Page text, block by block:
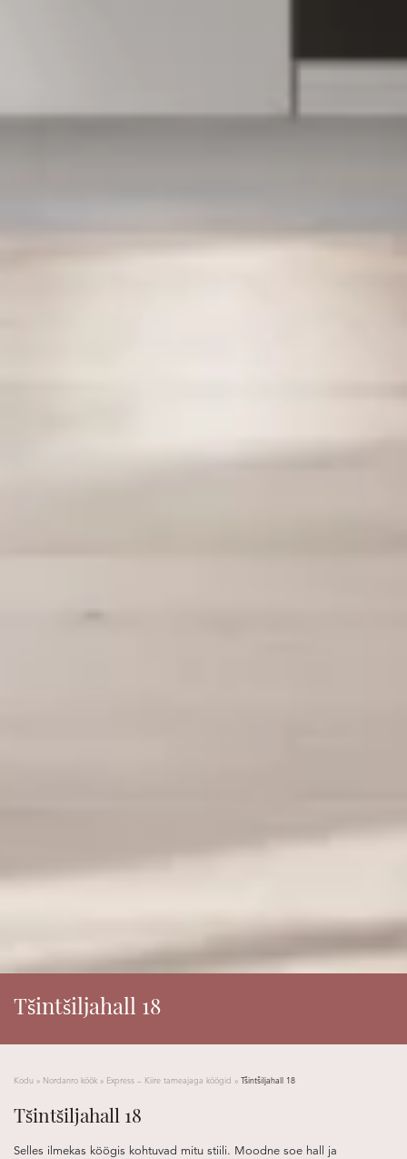
Tšintšiljahall 18
Kodu » Nordanro köök » Express – Kiire tarneajaga köögid » Tšintšiljahall 18
Tšintšiljahall 18
Selles ilmekas köögis kohtuvad mitu stiili. Moodne soe hall ja